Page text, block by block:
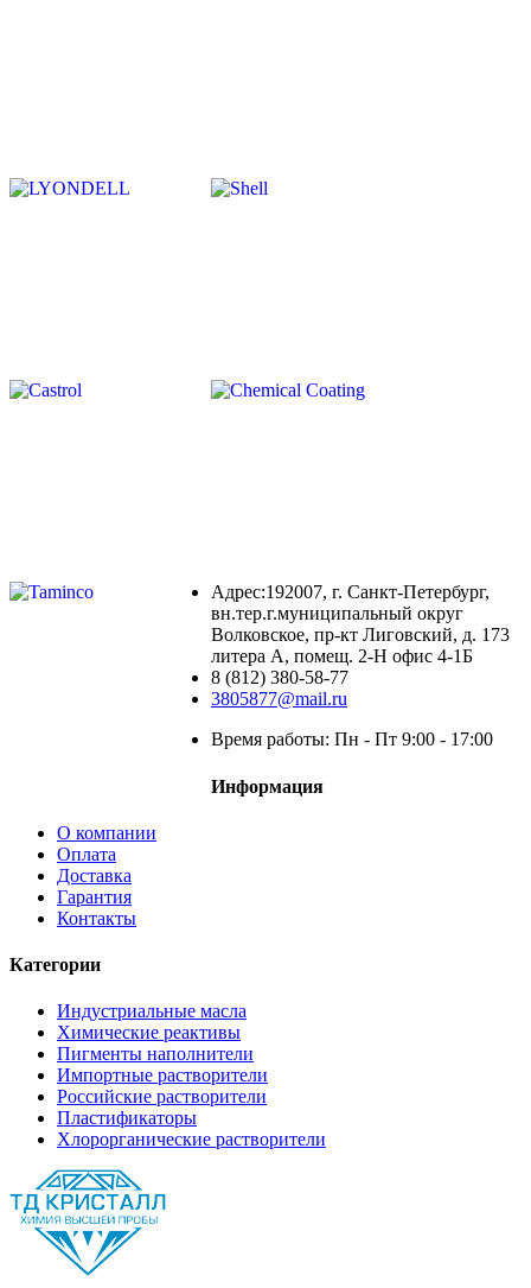
Адрес:192007, г. Санкт-Петербург,
вн.тер.г.муниципальный округ
Волковское, пр-кт Лиговский, д. 173
литера А, помещ. 2-Н офис 4-1Б
8 (812) 380-58-77
3805877@mail.ru
Время работы: Пн - Пт 9:00 - 17:00
Информация
О компании
Оплата
Доставка
Гарантия
Контакты
Категории
Индустриальные масла
Химические реактивы
Пигменты наполнители
Импортные растворители
Российские растворители
Пластификаторы
Хлорорганические растворители